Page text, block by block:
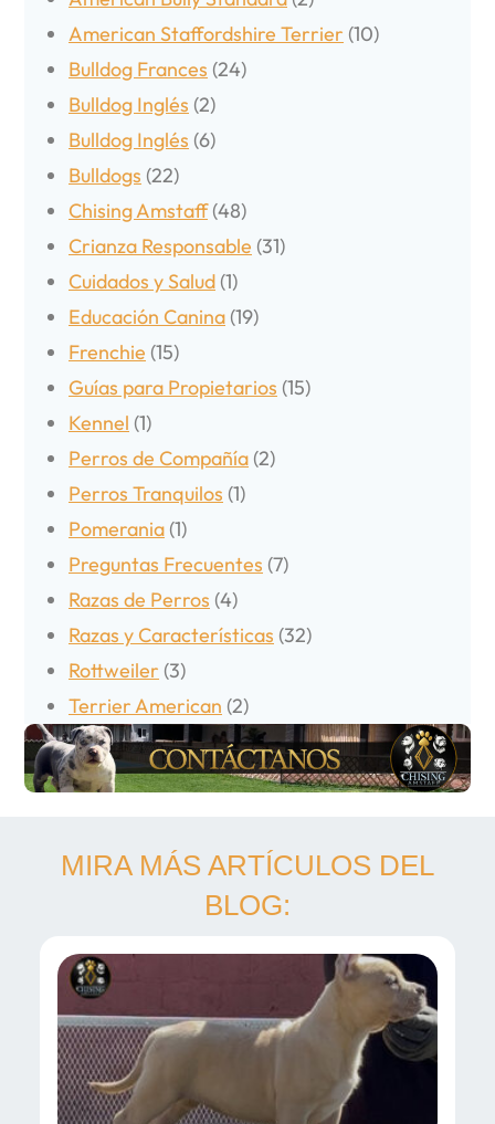
American Staffordshire Terrier (10)
Bulldog Frances (24)
Bulldog Inglés (2)
Bulldog Inglés (6)
Bulldogs (22)
Chising Amstaff(48)
Crianza Responsable (31)
Cuidados y Salud (1)
Educación Canina (19)
Frenchie (15)
Guías para Propietarios (15)
Kennel (1)
Perros de Compañía (2)
Perros Tranquilos (1)
Pomerania (1)
Preguntas Frecuentes (7)
Razas de Perros (4)
Razas y Características (32)
Rottweiler (3)
Terrier American (2)
MIRA MÁS ARTÍCULOS DEL
BLOG: